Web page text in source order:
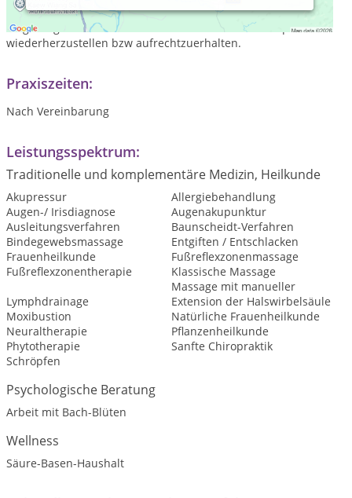
Medikamte und schonender Therapien bedient, die
langfristig dazu dienen die Gesundheit und Lebensqualität
wiederherzustellen bzw aufrechtzuerhalten.
Praxiszeiten:
Nach Vereinbarung
Leistungsspektrum:
Traditionelle und komplementäre Medizin, Heilkunde
Akupressur
Allergiebehandlung
Augen-/ Irisdiagnose
Augenakupunktur
Ausleitungsverfahren
Baunscheidt-Verfahren
Bindegewebsmassage
Entgiften / Entschlacken
Frauenheilkunde
Fußreflexzonenmassage
Fußreflexzonentherapie
Klassische Massage
Lymphdrainage
Massage mit manueller
Extension der Halswirbelsäule
Moxibustion
Natürliche Frauenheilkunde
Neuraltherapie
Pflanzenheilkunde
Phytotherapie
Sanfte Chiropraktik
Schröpfen
Psychologische Beratung
Arbeit mit Bach-Blüten
Wellness
Säure-Basen-Haushalt